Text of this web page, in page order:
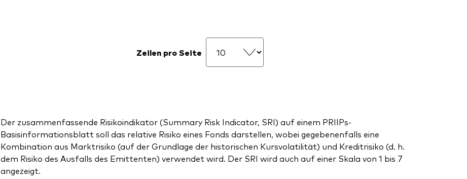
Zeilen pro Seite
Der zusammenfassende Risikoindikator (Summary Risk Indicator, SRI) auf einem PRIIPs-
Basisinformationsblatt soll das relative Risiko eines Fonds darstellen, wobei gegebenenfalls eine
Kombination aus Marktrisiko (auf der Grundlage der historischen Kursvolatilität) und Kreditrisiko (d. h.
dem Risiko des Ausfalls des Emittenten) verwendet wird. Der SRI wird auch auf einer Skala von 1 bis 7
angezeigt.